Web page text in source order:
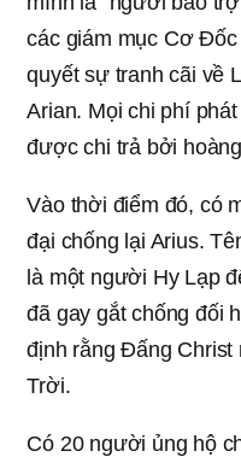
các giám mục Cơ
quyết sự tranh cãi về
Arian. Mọi chi phí
được chi trả bởi
Vào thời điểm đó, có
đại chống lại Arius.
là một người Hy Lạp
đã gay gắt chống đối
định rằng Đấng
Trời.
Có 20 người ủng hộ